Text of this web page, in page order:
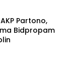
Partono,
Bidpropam